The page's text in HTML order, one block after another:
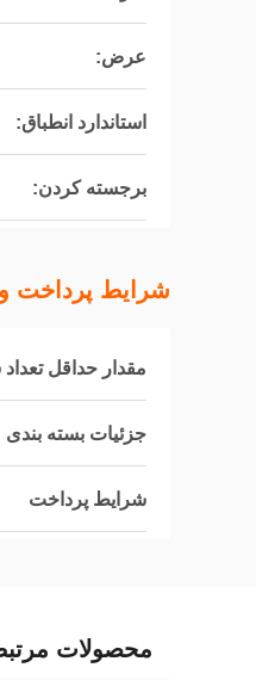
عرض:
استاندارد انطباق:
برجسته کردن:
شرایط پرداخت
مقدار حداقل
جزئیات بسته بندی
شرایط پرداخت
محصولات